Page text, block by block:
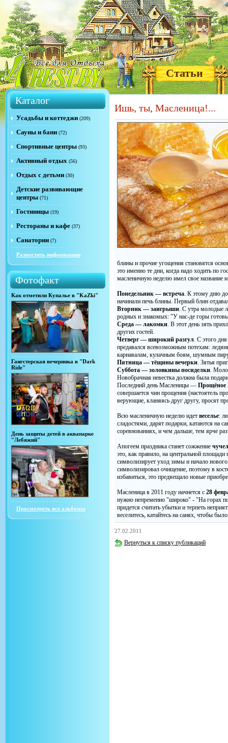
Статьи
Каталог
Усадьбы и коттеджи (209)
Сауны и бани (72)
Спортивные центры (93)
Активный отдых (56)
Отдых с детьми (30)
Детские развивающие
центры (71)
Гостиницы (19)
Рестораны и кафе (37)
Санатории (7)
Разместить информацию
Фотофакт
Как отметили Купалье в "KaZki"
Гангстерская вечеринка в "Dark
Ride"
День защиты детей в аквапарке
"Лебяжий"
Просмотреть все альбомы
Ишь, ты, Масленица!...
блины и прочие угощения становятся
это именно те дни, когда надо ходить по
масленичную неделю имел свое название и
Понедельник — встреча. К этому дню
начинали печь блины. Первый блин
Вторник — заигрыши. С утра молодые
родных и знакомых: "У нас-де горы
Среда — лакомки. В этот день зять
других гостей.
Четверг — широкий разгул. С этого
предавался всевозможным потехам:
карнавалам, кулачным боям, шумным
Пятница — тёщины вечерки. Зятья
Суббота — золовкины посиделки.
Новобрачная невестка должна была
Последний день Масленицы — Прощёное
совершается чин прощения (настоятель
верующие, кланяясь друг другу, просят
Всю масленичную неделю идет веселье:
сладостями, дарят подарки, катаются на
соревнованиях, и чем дальше, тем ярче
Апогеем праздника станет сожжение
это, как правило, на центральной
символизирует уход зимы и начало
символизировал очищение, поэтому в
избавиться, это предвещало новые
Масленица в 2011 году начнется с 28
нужно непременно "широко" - "На горах
придется считать убытки и терпеть
веселитесь, катайтесь на санях, чтобы
27.02.2011
Вернуться к списку публикаций